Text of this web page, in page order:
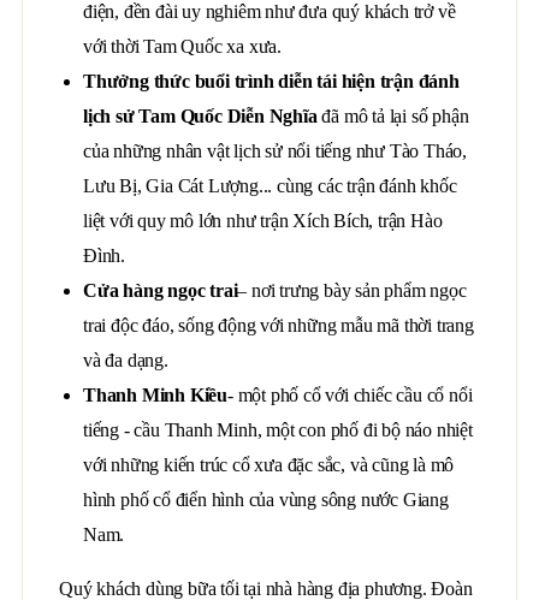
điện, đền đài uy nghiêm như đưa quý khách trở về
với thời Tam Quốc xa xưa.
Thưởng thức buổi trình diễn tái hiện trận đánh
lịch sử Tam Quốc Diễn Nghĩa đã mô tả lại số phận
của những nhân vật lịch sử nổi tiếng như Tào Tháo,
Lưu Bị, Gia Cát Lượng... cùng các trận đánh khốc
liệt với quy mô lớn như trận Xích Bích, trận Hào
Đình.
Cửa hàng ngọc trai– nơi trưng bày sản phẩm ngọc
trai độc đáo, sống động với những mẫu mã thời trang
và đa dạng.
Thanh Minh Kiều- một phố cổ với chiếc cầu cổ nổi
tiếng - cầu Thanh Minh, một con phố đi bộ náo nhiệt
với những kiến trúc cổ xưa đặc sắc, và cũng là mô
hình phố cổ điển hình của vùng sông nước Giang
Nam.
Quý khách dùng bữa tối tại nhà hàng địa phương. Đoàn